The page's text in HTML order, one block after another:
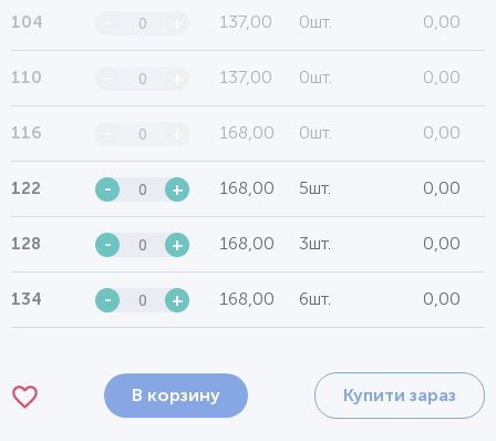
104 137,00 0шт. 0,00
110 137,00 0шт. 0,00
116 168,00 0шт. 0,00
122 - + 168,00 5шт. 0,00
128 - + 168,00 3шт. 0,00
134 - + 168,00 6шт. 0,00
В корзину Купити зараз